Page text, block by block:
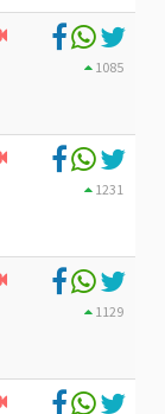
1085
1231
1129